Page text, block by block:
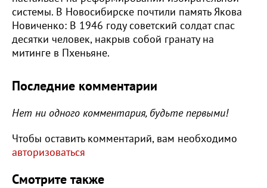
системы. В Новосибирске почтили память Якова
Новиченко: В 1946 году советский солдат спас
десятки человек, накрыв собой гранату на
митинге в Пхеньяне.
Последние комментарии
Нет ни одного комментария, будьте первыми!
Чтобы оставить комментарий, вам необходимо
авторизоваться
Смотрите также